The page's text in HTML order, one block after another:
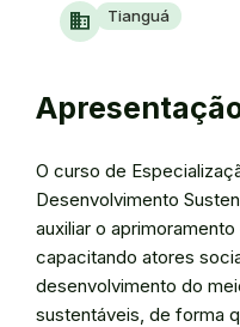
domain
Tianguá
O curso de
Desenvolvimento
auxiliar o
capacitando atores
desenvolvimento do
sustentáveis, de forma